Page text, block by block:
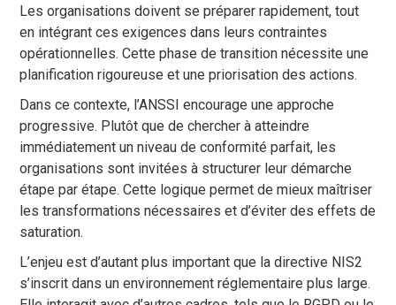
Les organisations doivent se préparer rapidement, tout
en intégrant ces exigences dans leurs contraintes
opérationnelles. Cette phase de transition nécessite une
planification rigoureuse et une priorisation des actions.
Dans ce contexte, l’ANSSI encourage une approche
progressive. Plutôt que de chercher à atteindre
immédiatement un niveau de conformité parfait, les
organisations sont invitées à structurer leur démarche
étape par étape. Cette logique permet de mieux maîtriser
les transformations nécessaires et d’éviter des effets de
saturation.
L’enjeu est d’autant plus important que la directive NIS2
s’inscrit dans un environnement réglementaire plus large.